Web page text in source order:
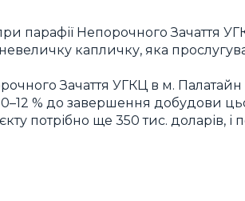
парафії Непорочного Зачаття
капличку, яка
Зачаття УГКЦ в м.
% до завершення добудови
потрібно ще 350 тис. доларів, і